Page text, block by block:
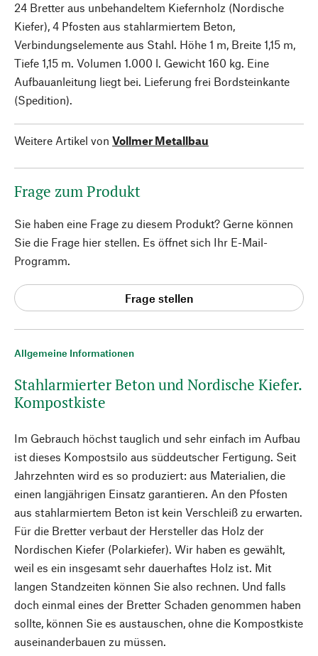
Allgemeine Informationen
Stahlarmierter Beton und Nordische Kiefer.
Kompostkiste
Im Gebrauch höchst tauglich und sehr einfach im Aufbau
ist dieses Kompostsilo aus süddeutscher Fertigung. Seit
Jahrzehnten wird es so produziert: aus Materialien, die
einen langjährigen Einsatz garantieren. An den Pfosten
aus stahlarmiertem Beton ist kein Verschleiß zu erwarten.
Für die Bretter verbaut der Hersteller das Holz der
Nordischen Kiefer (Polarkiefer). Wir haben es gewählt,
weil es ein insgesamt sehr dauerhaftes Holz ist. Mit
langen Standzeiten können Sie also rechnen. Und falls
doch einmal eines der Bretter Schaden genommen haben
sollte, können Sie es austauschen, ohne die Kompostkiste
auseinanderbauen zu müssen.
24 Bretter aus unbehandeltem Kiefernholz (Nordische
Kiefer), 4 Pfosten aus stahlarmiertem Beton,
Verbindungselemente aus Stahl. Höhe 1 m, Breite 1,15 m,
Tiefe 1,15 m. Volumen 1.000 l. Gewicht 160 kg. Eine
Aufbauanleitung liegt bei. Lieferung frei Bordsteinkante
(Spedition).
Weitere Artikel von Vollmer Metallbau
Frage zum Produkt
Sie haben eine Frage zu diesem Produkt? Gerne können
Sie die Frage hier stellen. Es öffnet sich Ihr E-Mail-
Programm.
Frage stellen